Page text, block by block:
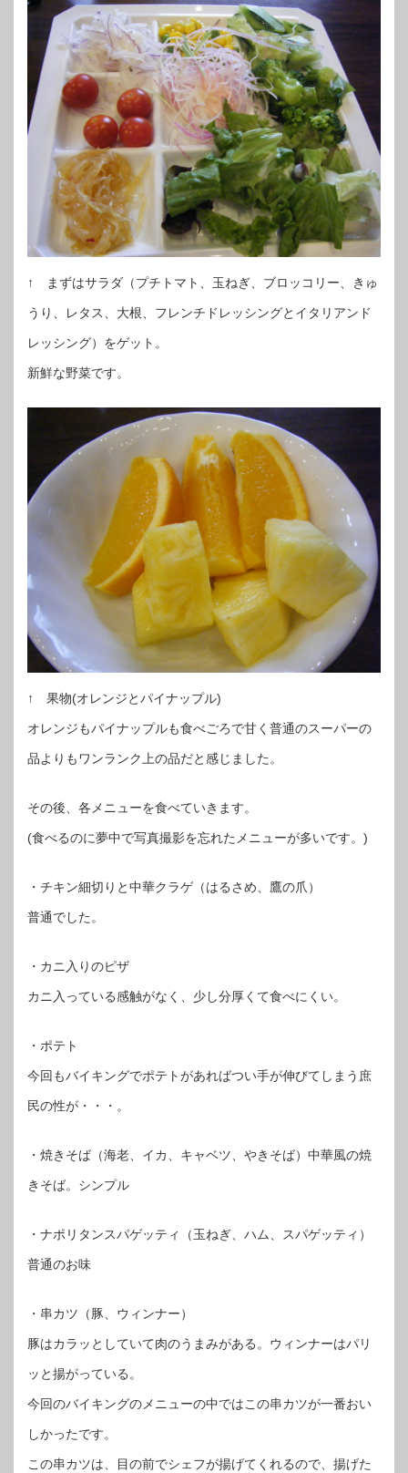
↑ まずはサラダ（プチトマト、玉ねぎ、ブロッコリー、きゅ
うり、レタス、大根、フレンチドレッシングとイタリアンド
レッシング）をゲット。
新鮮な野菜です。
↑ 果物(オレンジとパイナップル)
オレンジもパイナップルも食べごろで甘く普通のスーパーの
品よりもワンランク上の品だと感じました。
その後、各メニューを食べていきます。
(食べるのに夢中で写真撮影を忘れたメニューが多いです。)
・チキン細切りと中華クラゲ（はるさめ、鷹の爪）
普通でした。
・カニ入りのピザ
カニ入っている感触がなく、少し分厚くて食べにくい。
・ポテト
今回もバイキングでポテトがあればつい手が伸びてしまう庶
民の性が・・・。
・焼きそば（海老、イカ、キャベツ、やきそば）中華風の焼
きそば。シンプル
・ナポリタンスパゲッティ（玉ねぎ、ハム、スパゲッティ）
普通のお味
・串カツ（豚、ウィンナー）
豚はカラッとしていて肉のうまみがある。ウィンナーはパリ
ッと揚がっている。
今回のバイキングのメニューの中ではこの串カツが一番おい
しかったです。
この串カツは、目の前でシェフが揚げてくれるので、揚げた